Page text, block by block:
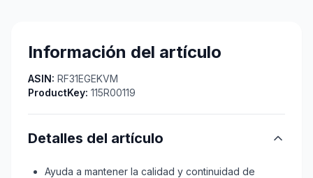
Información del artículo
ASIN: RF31EGEKVM
ProductKey: 115R00119
Detalles del artículo
Ayuda a mantener la calidad y continuidad de